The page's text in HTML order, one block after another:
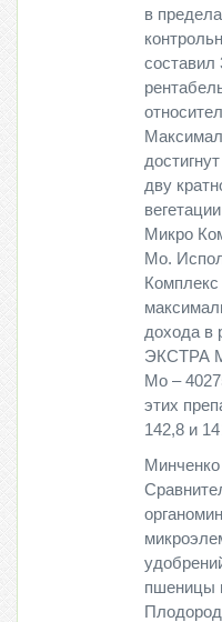
в
составил
дву
Микро
Мо.
дохода в
ЭКСТРА
Мо –
этих
142,8 и
пшеницы